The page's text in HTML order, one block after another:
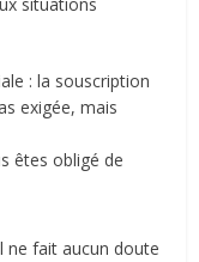
: la souscription
exigée, mais
êtes obligé de
ne fait aucun doute